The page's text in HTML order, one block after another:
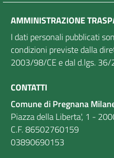
AMMINISTRAZIONE
I dati personali pubblicati
condizioni previste dalla
2003/98/CE e dal d.lgs.
CONTATTI
Comune di Pregnana
Piazza della Liberta', 1 -
C.F.
03890690153